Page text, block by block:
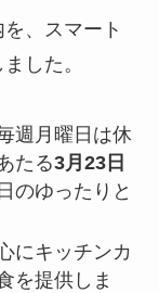
、スマート
した。
週月曜日は休
たる3月23日
のゆったりと
にキッチンカ
を提供しま